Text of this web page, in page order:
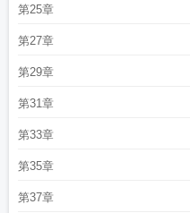
第25章
第27章
第29章
第31章
第33章
第35章
第37章